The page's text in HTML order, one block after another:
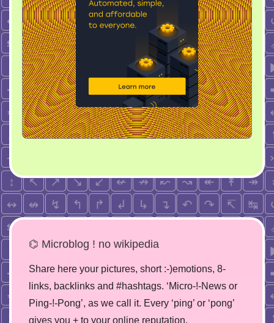
⌬ Microblog ! no wikipedia
Share here your pictures, short :-)emotions, 8-
links, backlinks and #hashtags. ‘Micro-!-News or
Ping-!-Pong’, as we call it. Every ‘ping’ or ‘pong’
gives you + to your online reputation.